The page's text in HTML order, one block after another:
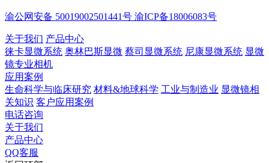
渝公网安备 50019002501441号 渝ICP备18006083号
关于我们 产品中心
徕卡显微系统 奥林巴斯显微 蔡司显微系统 尼康显微系统 显微
镜专业相机
应用案例
生命科学与临床研究 材料&地球科学 工业与制造业 显微镜相
关知识 客户应用案例
电话咨询
关于我们
产品中心
QQ客服